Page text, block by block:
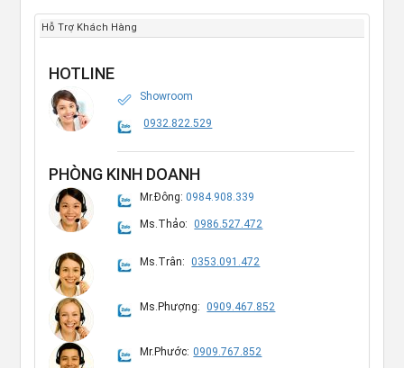
Hỗ Trợ Khách Hàng
HOTLINE
Showroom
0932.822.529
PHÒNG KINH DOANH
Mr.Đông:0984.908.339
Ms.Thảo: 0986.527.472
Ms.Trân: 0353.091.472
Ms.Phượng: 0909.467.852
Mr.Phước: 0909.767.852